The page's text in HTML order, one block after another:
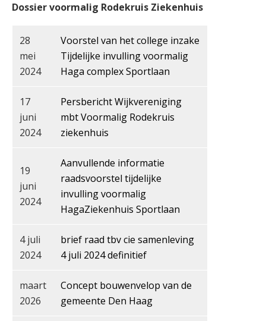
Dossier voormalig Rodekruis Ziekenhuis
28
mei
2024
Voorstel van het college inzake
Tijdelijke invulling voormalig
Haga complex Sportlaan
17
juni
2024
Persbericht Wijkvereniging
mbt Voormalig Rodekruis
ziekenhuis
19
juni
2024
Aanvullende informatie
raadsvoorstel tijdelijke
invulling voormalig
HagaZiekenhuis Sportlaan
4 juli
2024
brief raad tbv cie samenleving
4 juli 2024 definitief
maart
2026
Concept bouwenvelop van de
gemeente Den Haag